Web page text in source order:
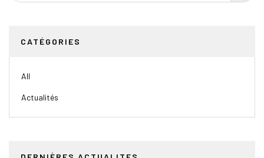
CATÉGORIES
All
Actualités